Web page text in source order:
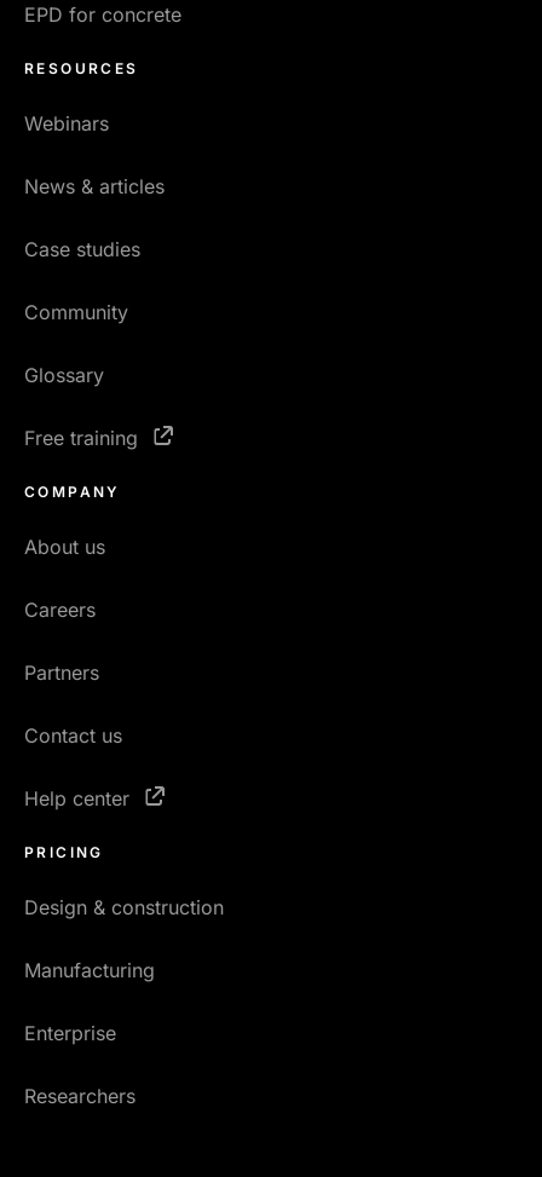
EPD for concrete
RESOURCES
Webinars
News & articles
Case studies
Community
Glossary
Free training
COMPANY
About us
Careers
Partners
Contact us
Help center
PRICING
Design & construction
Manufacturing
Enterprise
Researchers